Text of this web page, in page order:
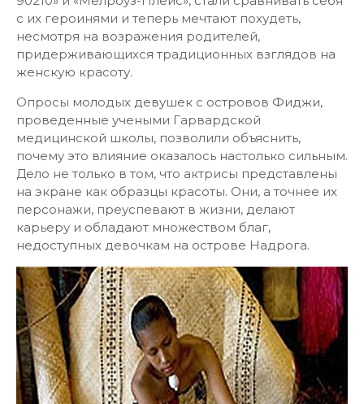
с их героинями и теперь мечтают похудеть,
несмотря на возражения родителей,
придерживающихся традиционных взглядов на
женскую красоту.
Опросы молодых девушек с островов Фиджи,
проведенные учеными Гарвардской
медицинской школы, позволили объяснить,
почему это влияние оказалось настолько сильным.
Дело не только в том, что актрисы представлены
на экране как образцы красоты. Они, а точнее их
персонажи, преуспевают в жизни, делают
карьеру и обладают множеством благ,
недоступных девочкам на острове Надрога.